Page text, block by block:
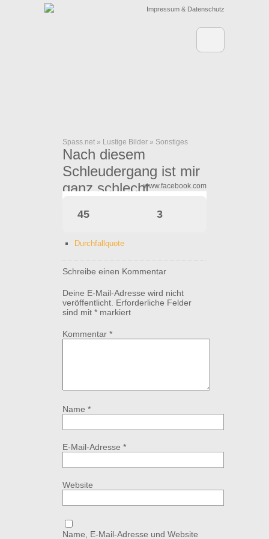
Impressum & Datenschutz
Spass.net » Lustige Bilder » Sonstiges
Nach diesem
Schleudergang ist mir
ganz schlecht.www.facebook.com
45 3
Durchfallquote
Schreibe einen Kommentar
Deine E-Mail-Adresse wird nicht
veröffentlicht. Erforderliche Felder
sind mit * markiert
Kommentar *
Name *
E-Mail-Adresse *
Website
Name, E-Mail-Adresse und Website